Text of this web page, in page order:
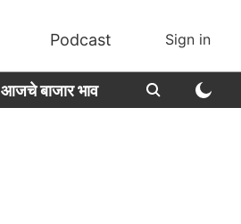
Podcast Sign in
आजचे बाजार भाव